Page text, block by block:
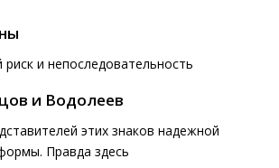
и непоследовательность
и Водолеев
этих знаков надежной
Правда здесь